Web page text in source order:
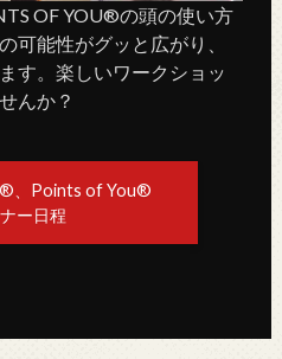
OF YOU®の頭の使い方
可能性がグッと広がり、
す。楽しいワークショッ
んか？
®、Points of You®
ー日程